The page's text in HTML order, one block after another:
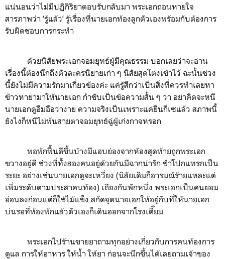
แน่นอนว่าไม่มีปฏิกิริยาตอบรับกลับมา พระเอกถอนหายใจ
สารภาพว่า ‘รู้แล้ว’ รู้เรื่องที่นายเอกท้องลูกตัวเองพร้อมกับต้องการ
รับผิดชอบการกระทำ
ด้วยนิสัยพระเอกจอมยุทธ์ผู้มีคุณธรรม บอกเลยว่าจะอ่าน
เรื่องนี้ต้องนึกถึงตัวละครนิยายเก่า ๆ นิสัยสุดโต่งเข้าไว้ ฉะนั้นช่วง
นี้ยังไม่มีความรักมาเกี่ยวข้องค่ะ แค่รู้สึกว่าเป็นสิ่งที่ควรทำเลยหา
ข้าวหายามาให้นายเอก กำชับเป็นข้อความสั้น ๆ ว่า อย่าคิดจะหนี
นายเอกดูอืมอือว่าง่าย ความจริงเป็นเพราะแค่ยืนก็เซแล้ว สภาพนี้
ยังไงก็หนีไม่พ้นสายตาจอมยุทธ์ฉู่ผู้เก่งกาจหรอก
พอพักฟื้นดีขึ้นบ้างมีแอบย่องจากห้องสุดท้ายถูกพระเอก
ขวางอยู่ดี ช่วงที่ทั้งสองคนอยู่ด้วยกันมีฉากน่ารัก ขำโปกแทรกเป็น
ระยะ อย่างเช่นนายเอกดูจะเหวี่ยง (นิสัยเดิมก็อารมณ์ร้ายแหละแต่
เพิ่มระดับตามประสาคนท้อง) เถียงกันพักหนึ่ง พระเอกเป็นคนยอม
อ่อนลงก่อนแต่ก็ใช้ไม้แข็ง สกัดจุดนายเอกให้อยู่กับที่ให้นายเอก
บ่นรอที่ห้องพักแล้วตัวเองก็เดินออกจากโรงเตี๊ยม
พระเอกไปร้านขายยาถามทุกอย่างเกี่ยวกับการคนท้องการ
ดูแล การให้อาหาร ให้น้ำ ให้ยา ก่อนจะนึกขึ้นได้เลยถามเจ้าของ